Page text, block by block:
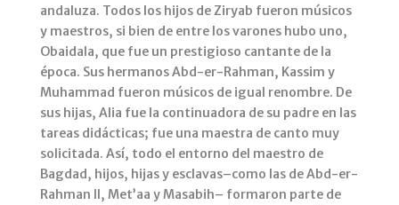
andaluza. Todos los hijos de Ziryab fueron músicos
y maestros, si bien de entre los varones hubo uno,
Obaidala, que fue un prestigioso cantante de la
época. Sus hermanos Abd-er-Rahman, Kassim y
Muhammad fueron músicos de igual renombre. De
sus hijas, Alia fue la continuadora de su padre en las
tareas didácticas; fue una maestra de canto muy
solicitada. Así, todo el entorno del maestro de
Bagdad, hijos, hijas y esclavas–como las de Abd-er-
Rahman II, Met’aa y Masabih– formaron parte de